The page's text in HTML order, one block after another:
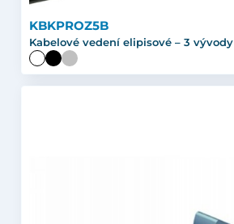
KBKPROZ5B
Kabelové vedení elipisové – 3 vývody